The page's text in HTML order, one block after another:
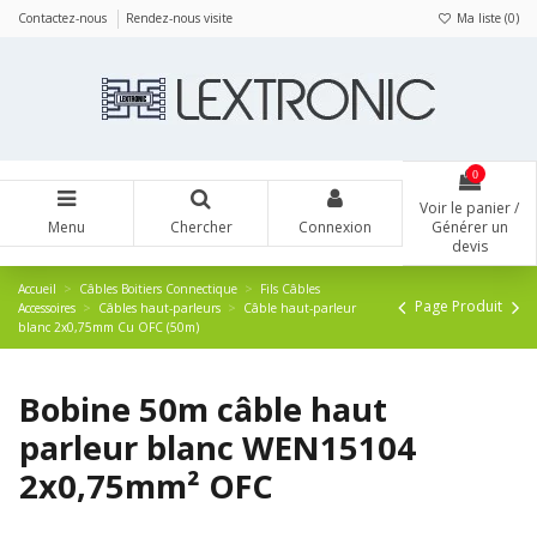
Contactez-nous Rendez-nous visite Ma liste (0)
Menu Chercher Connexion
0
Voir le panier /
Générer un
devis
Accueil Câbles Boitiers Connectique
Fils Câbles
Accessoires
Câbles haut-parleurs
Câble haut-parleur
blanc 2x0,75mm Cu OFC (50m)
Page Produit
Bobine 50m câble haut
parleur blanc WEN15104
2x0,75mm² OFC
Panneau de gestion des cookies